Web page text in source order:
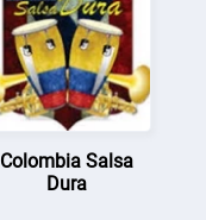
Colombia Salsa
Dura